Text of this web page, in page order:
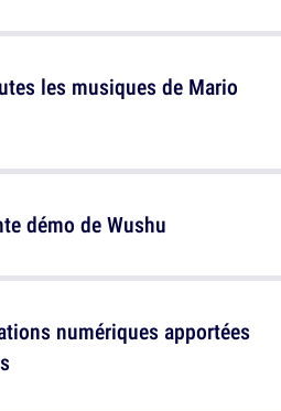
démo de Wushu